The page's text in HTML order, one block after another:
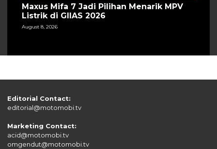
Maxus Mifa 7 Jadi Pilihan Menarik MPV
Listrik di GIIAS 2026
August 8, 2026
Editorial Contact:
editorial@motomobi.tv
Marketing Contact:
acid@motomobi.tv
omgendut@motomobi.tv